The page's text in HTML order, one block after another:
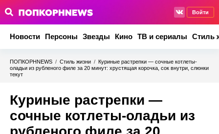
Войти
Новости Персоны Звезды Кино ТВ и сериалы Стиль
ПОПКОРНNEWS / Стиль жизни / Куриные растрепки — сочные котлеты-
оладьи из рубленого филе за 20 минут: хрустящая корочка, сок внутри, слюнки
текут
Куриные растрепки —
сочные котлеты-оладьи из